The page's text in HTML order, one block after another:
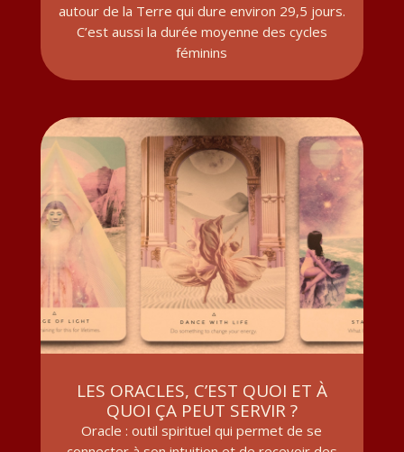
autour de la Terre qui dure environ 29,5 jours.
C’est aussi la durée moyenne des cycles
féminins
LES ORACLES, C’EST QUOI ET À
QUOI ÇA PEUT SERVIR ?
Oracle : outil spirituel qui permet de se